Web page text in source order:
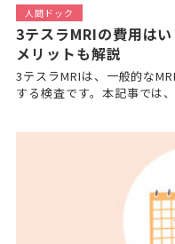
人間ドック
3テスラMRIの費用は
メリットも解説
3テスラMRIは、一般的な
する検査です。本記事では